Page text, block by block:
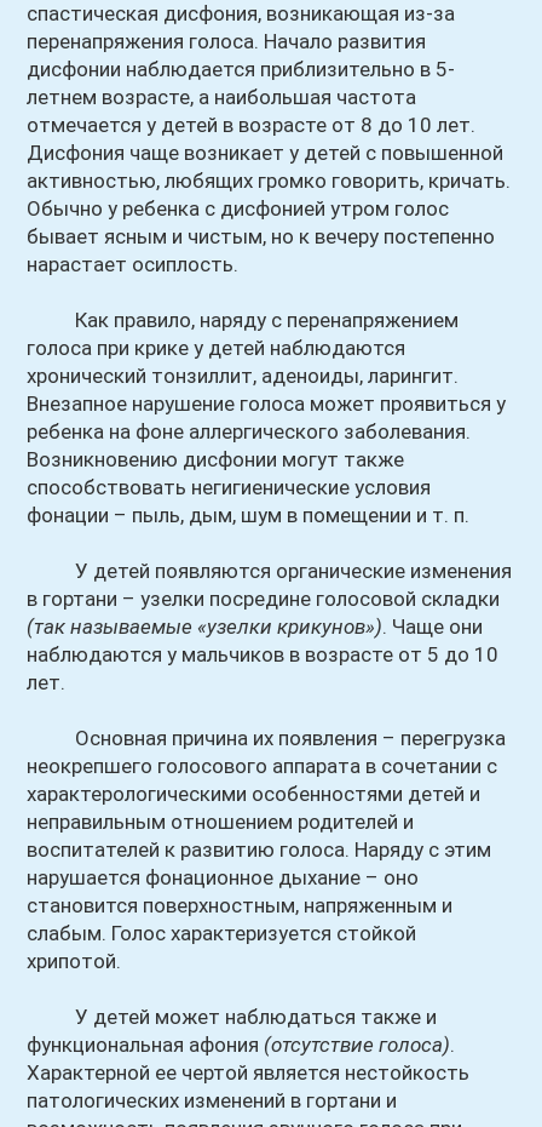
спастическая дисфония, возникающая из-за
перенапряжения голоса. Начало развития
дисфонии наблюдается приблизительно в 5-
летнем возрасте, а наибольшая частота
отмечается у детей в возрасте от 8 до 10 лет.
Дисфония чаще возникает у детей с повышенной
активностью, любящих громко говорить, кричать.
Обычно у ребенка с дисфонией утром голос
бывает ясным и чистым, но к вечеру постепенно
нарастает осиплость.
Как правило, наряду с перенапряжением
голоса при крике у детей наблюдаются
хронический тонзиллит, аденоиды, ларингит.
Внезапное нарушение голоса может проявиться у
ребенка на фоне аллергического заболевания.
Возникновению дисфонии могут также
способствовать негигиенические условия
фонации – пыль, дым, шум в помещении и т. п.
У детей появляются органические изменения
в гортани – узелки посредине голосовой складки
(так называемые «узелки крикунов»). Чаще они
наблюдаются у мальчиков в возрасте от 5 до 10
лет.
Основная причина их появления – перегрузка
неокрепшего голосового аппарата в сочетании с
характерологическими особенностями детей и
неправильным отношением родителей и
воспитателей к развитию голоса. Наряду с этим
нарушается фонационное дыхание – оно
становится поверхностным, напряженным и
слабым. Голос характеризуется стойкой
хрипотой.
У детей может наблюдаться также и
функциональная афония (отсутствие голоса).
Характерной ее чертой является нестойкость
патологических изменений в гортани и